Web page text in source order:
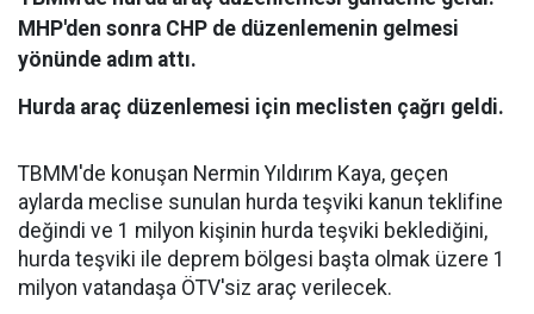
MHP'den sonra CHP de düzenlemenin gelmesi
yönünde adım attı.
Hurda araç düzenlemesi için meclisten çağrı geldi.
TBMM'de konuşan Nermin Yıldırım Kaya, geçen
aylarda meclise sunulan hurda teşviki kanun teklifine
değindi ve 1 milyon kişinin hurda teşviki beklediğini,
hurda teşviki ile deprem bölgesi başta olmak üzere 1
milyon vatandaşa ÖTV'siz araç verilecek.